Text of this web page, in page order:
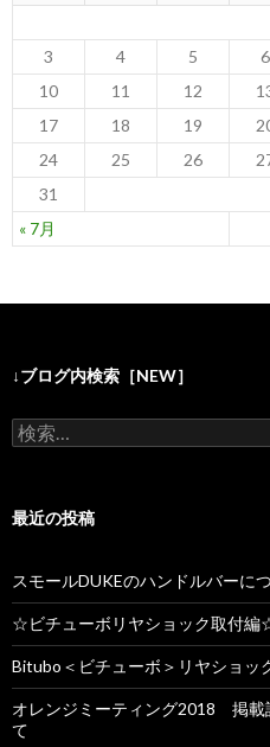
« 7月
3
4 5 6
10
11 12
17
18 19
24
25 26
31
↓ブログ内検索［NEW］
検
索
最近の投稿
スモールDUKEのハンドルバーに
☆ビチューボリヤショック取付編
Bitubo＜ビチューボ＞リヤショッ
オレンジミーティング2018 掲載
て